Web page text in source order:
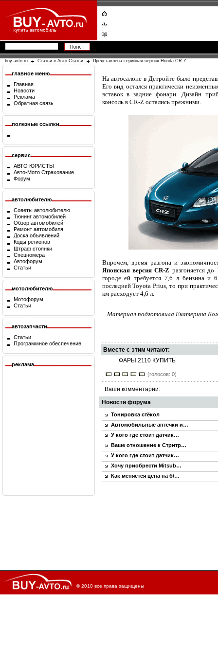
buy-avto.ru Статьи » Авто Статьи Представлена серийная версия Honda CR-Z
главное меню
Главная
Новости
Реклама
Обратная связь
полезные ссылки
сервис
АВТО ЮРИСТЫ
Авто-Мото Страхование
Форум
автолюбителю
Советы автолюбителю
Тюнинг автомобилей
Обзор автомобилей
Ремонт автомобиля
Доска объявлений
Коды регионов
Штраф стоянки
Спецномера
Автофорум
Статьи
мотолюбителю
Мотофорум
Статьи
автозапчасти
Статьи
Программное обеспечение
реклама
На автосалоне в Детройте было
Его вид остался практически
вставок в задние фонари. Дизайн
консоль в CR-Z остались прежними.
Впрочем, время разгона и
Японская версия CR-Z разгоняется
городе ей требуется 7,6 л бензина
последней Toyota Prius, то при
км расходует 4,6 л.
Материал подготовила Екатерина
Вместе с этим читают:
ФАРЫ 2110 КУПИТЬ
(голосов: 0)
Ваши комментарии:
Новости форума
Тонировка стёкол
Автомобильные аптечки и…
У кого где стоит датчик…
Ваше отношение к Стритр…
У кого где стоит датчик…
Хочу приобрести Mitsub…
Как меняется цена на б/…
© 2010 все права защищены